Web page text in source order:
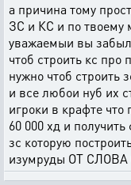
а причина тому
ЗС и КС и по твоему
уважаемыи вы
чтоб строить кс про
нужно чтоб строить
и все любои нуб их
игроки в крафте
60 000 хд и
зс которую
изумруды ОТ